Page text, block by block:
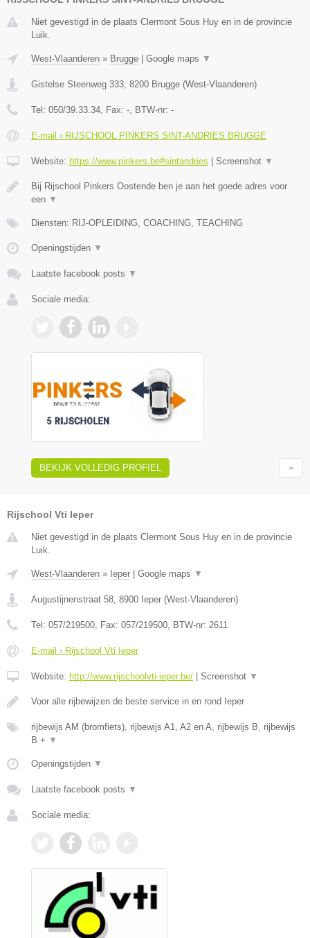
Niet gevestigd in de plaats Clermont Sous Huy en in de provincie
Luik.
West-Vlaanderen » Brugge Google maps ▼
Gistelse Steenweg 333, 8200 Brugge (West-Vlaanderen)
Tel: 050/39.33.34, Fax: -, BTW-nr: -
E-mail › RIJSCHOOL PINKERS SINT-ANDRIES BRUGGE
Website: https://www.pinkers.be#sintandries Screenshot ▼
Bij Rijschool Pinkers Oostende ben je aan het goede adres voor
een ▼
Diensten: RIJ-OPLEIDING, COACHING, TEACHING
Openingstijden ▼
Laatste facebook posts ▼
Sociale media:
BEKIJK VOLLEDIG PROFIEL
Rijschool Vti Ieper
Niet gevestigd in de plaats Clermont Sous Huy en in de provincie
Luik.
West-Vlaanderen » Ieper Google maps ▼
Augustijnenstraat 58, 8900 Ieper (West-Vlaanderen)
Tel: 057/219500, Fax: 057/219500, BTW-nr: 2611
E-mail › Rijschool Vti Ieper
Website: http://www.rijschoolvti-ieper.be/ Screenshot ▼
Voor alle rijbewijzen de beste service in en rond Ieper
rijbewijs AM (bromfiets), rijbewijs A1, A2 en A, rijbewijs B, rijbewijs
B + ▼
Openingstijden ▼
Laatste facebook posts ▼
Sociale media: